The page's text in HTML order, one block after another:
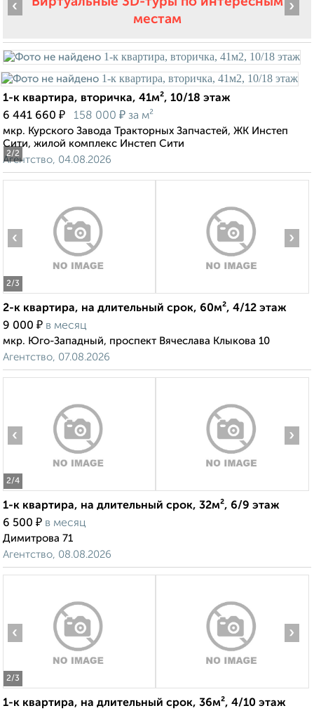
местам
2/2
‹ ›
1-к квартира, вторичка, 41м², 10/18 этаж
6 441 660 ₽ 158 000 ₽ за м²
мкр. Курского Завода Тракторных Запчастей, ЖК Инстеп
Сити, жилой комплекс Инстеп Сити
Агентство, 04.08.2026
2/3
‹ ›
2-к квартира, на длительный срок, 60м², 4/12 этаж
9 000 ₽ в месяц
мкр. Юго-Западный, проспект Вячеслава Клыкова 10
Агентство, 07.08.2026
2/4
‹ ›
1-к квартира, на длительный срок, 32м², 6/9 этаж
6 500 ₽ в месяц
Димитрова 71
Агентство, 08.08.2026
2/3
‹ ›
1-к квартира, на длительный срок, 36м², 4/10 этаж